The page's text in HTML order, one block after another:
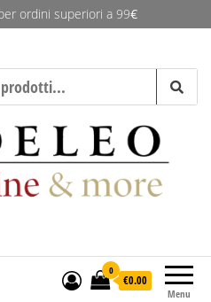
ordini superiori a 99€
Menu
0
€0.00